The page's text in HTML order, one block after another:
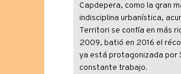
Capdepera, como la gran
indisciplina urbanística,
Territori se confía en más
2009, batió en 2016 el
ya está protagonizada por
constante trabajo.